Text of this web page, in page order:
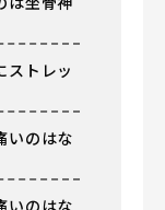
ストレッ
いのはな